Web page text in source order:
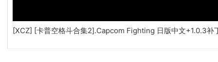
[XCZ] [卡普空格斗合集2].Capcom Fighting 日版中文+1.0.3补